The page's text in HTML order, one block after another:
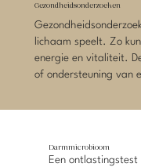
Gezondheidsonderzoeken
lichaam speelt. Zo
energie en vitaliteit.
of ondersteuning van
Darmmicrobioom
Een